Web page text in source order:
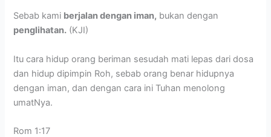
Sebab kami berjalan dengan iman, bukan dengan
penglihatan. (KJI)
Itu cara hidup orang beriman sesudah mati lepas dari dosa
dan hidup dipimpin Roh, sebab orang benar hidupnya
dengan iman, dan dengan cara ini Tuhan menolong
umatNya.
Rom 1:17